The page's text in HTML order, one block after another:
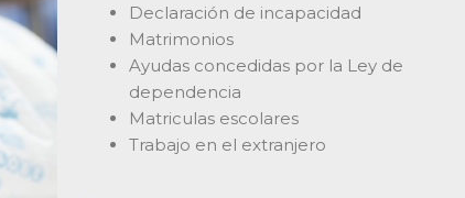
Declaración de incapacidad
Matrimonios
Ayudas concedidas por la Ley de
dependencia
Matriculas escolares
Trabajo en el extranjero